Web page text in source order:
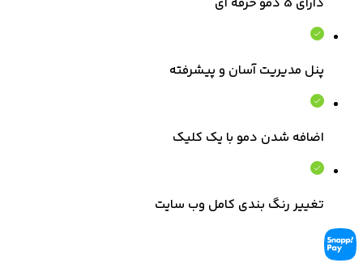
پنل مدیریت آسان و پیشرفته
اضافه شدن دمو با یک کلیک
تغییر رنگ بندی کامل وب سایت